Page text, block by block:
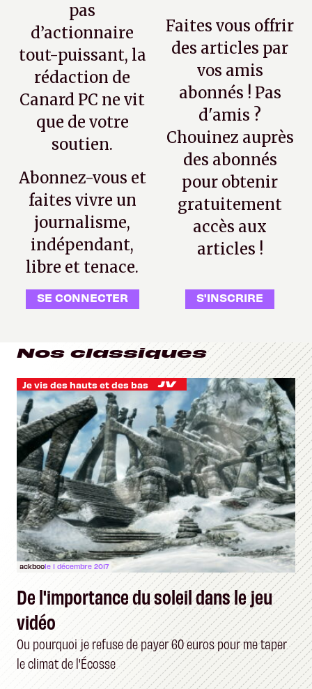
pas
d’actionnaire
tout-puissant, la
rédaction de
Canard PC ne vit
que de votre
soutien.
Abonnez-vous et
faites vivre un
journalisme,
indépendant,
libre et tenace.
SE CONNECTER
Faites vous offrir
des articles par
vos amis
abonnés ! Pas
d'amis ?
Chouinez auprès
des abonnés
pour obtenir
gratuitement
accès aux
articles !
S'INSCRIRE
Nos classiques
Je vis des hauts et des bas
ackboole 1 décembre 2017
De l'importance du soleil dans le jeu
vidéo
Ou pourquoi je refuse de payer 60 euros pour me taper
le climat de l'Écosse